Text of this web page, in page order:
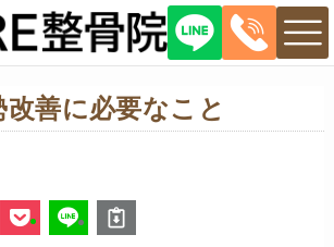
改善に必要なこと